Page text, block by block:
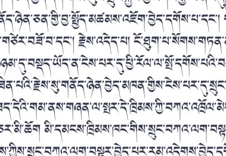
རྗེས་འདེད་པ།